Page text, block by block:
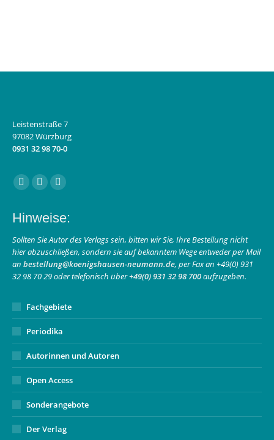
Leistenstraße 7
97082 Würzburg
0931 32 98 70-0
Finden Sie uns auf:
Facebook
opens
in
new
window
Instagram
opens
in
new
window
E-
page
opens
in
new
window
Hinweise:
Sollten Sie Autor des Verlags sein, bitten wir Sie, Ihre Bestellung nicht
hier abzuschließen, sondern sie auf bekanntem Wege entweder per Mail
an bestellung@koenigshausen-neumann.de, per Fax an +49(0) 931
32 98 70 29 oder telefonisch über+49(0) 931 32 98 700aufzugeben.
Fachgebiete
Periodika
Autorinnen und Autoren
Open Access
Sonderangebote
Der Verlag